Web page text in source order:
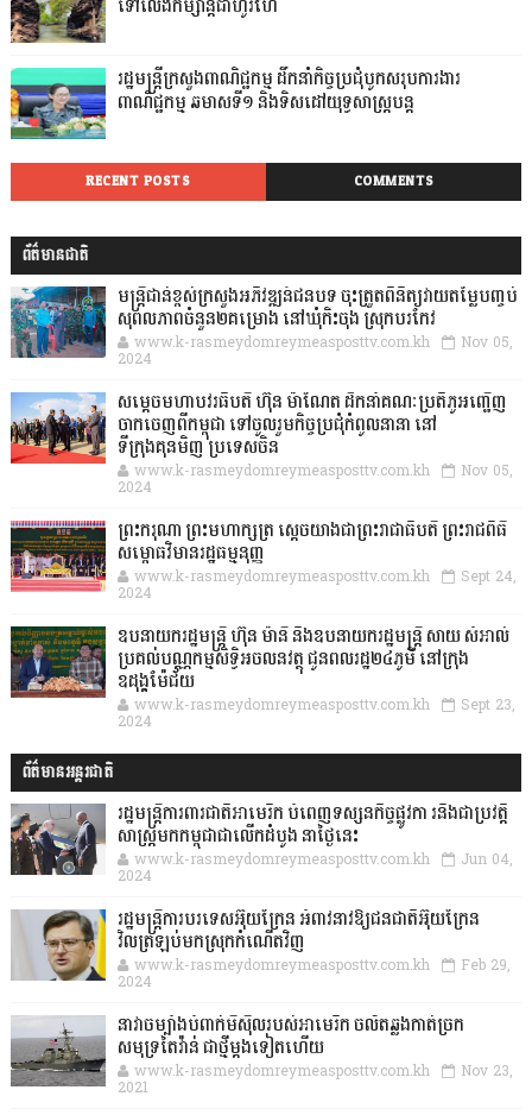
ទៅលេងកម្សាន្តជាហូរហែ
រដ្ឋមន្ត្រីក្រសួងពាណិជ្ជកម្ម ដឹកនាំកិច្ចប្រជុំបូកសរុបការងារ
ពាណិជ្ជកម្ម ឆមាសទី១ និងទិសដៅយុទ្ធសាស្រ្តបន្ត
RECENT POSTS COMMENTS
ព័ត៌មានជាតិ
មន្ត្រីជាន់ខ្ពស់ក្រសួងអភិវឌ្ឍន៍ជនបទ ចុះត្រួតពិនិត្យវាយតម្លៃបញ្ចប់
សុពលភាពចំនួន២គម្រោង នៅឃុំកិះចុង ស្រុកបរកែវ
www.k-rasmeydomreymeasposttv.com.kh Nov 05,
2024
សម្តេចមហាបវរធិបតី ហ៊ុន ម៉ាណែត ដឹកនាំគណៈប្រតិភូអញ្ជើញ
ចាកចេញពីកម្ពុជា ទៅចូលរួមកិច្ចប្រជុំកំពូលនានា នៅ
ទីក្រុងគុនមិញ ប្រទេសចិន
www.k-rasmeydomreymeasposttv.com.kh Nov 05,
2024
ព្រះករុណា ព្រះមហាក្សត្រ ស្តេចយាងជាព្រះរាជាធិបតី ព្រះរាជពិធី
សម្ពោធវិមានរដ្ឋធម្មនុញ្ញ
www.k-rasmeydomreymeasposttv.com.kh Sept 24,
2024
ឧបនាយករដ្ឋមន្ដ្រី ហ៊ុន ម៉ានី និងឧបនាយករដ្ឋមន្ដ្រី សាយ សំអាល់
ប្រគល់បណ្ណកម្មសិទ្ធិអចលនវត្ថុ ជូនពលរដ្ឋ២៤ភូមិ នៅក្រុង
ឧដុង្គម៉ែជ័យ
www.k-rasmeydomreymeasposttv.com.kh Sept 23,
2024
ព័ត៌មានអន្តរជាតិ
រដ្ឋមន្រ្តីការពារជាតិអាមេរិក បំពេញទស្សនកិច្ចផ្លូវកា រនិងជាប្រវត្តិ
សាស្រ្តមកកម្ពុជាជាលើកដំបូង នាថ្ងៃនេះ
www.k-rasmeydomreymeasposttv.com.kh Jun 04,
2024
រដ្ឋមន្ត្រីការបរទេសអ៊ុយក្រែន អំពាវនាវឱ្យជនជាតិអ៊ុយក្រែន
វិលត្រឡប់មកស្រុកកំណើតវិញ
www.k-rasmeydomreymeasposttv.com.kh Feb 29,
2024
នាវាចម្បាំងបំពាក់មីស៊ីលរបស់អាមេរិក ចល័តឆ្លងកាត់ច្រក
សមុទ្រតៃវ៉ាន់ ជាថ្មីម្តងទៀតហើយ
www.k-rasmeydomreymeasposttv.com.kh Nov 23,
2021